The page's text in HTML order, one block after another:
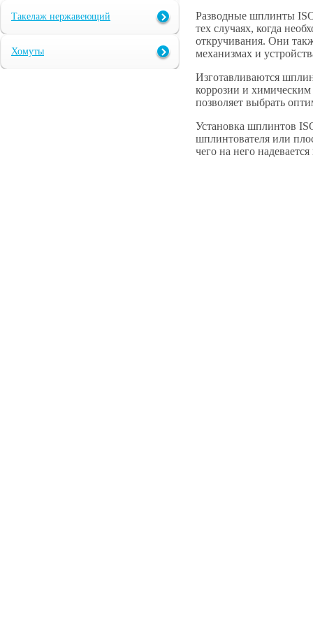
Такелаж нержавеющий
Хомуты
Разводные шплинты
тех случаях, когда
откручивания. Они
механизмах и
Изготавливаются
коррозии и
позволяет выбрать
Установка шплинтов
шплинтователя или
чего на него